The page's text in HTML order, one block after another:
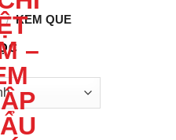
/ KEM QUE